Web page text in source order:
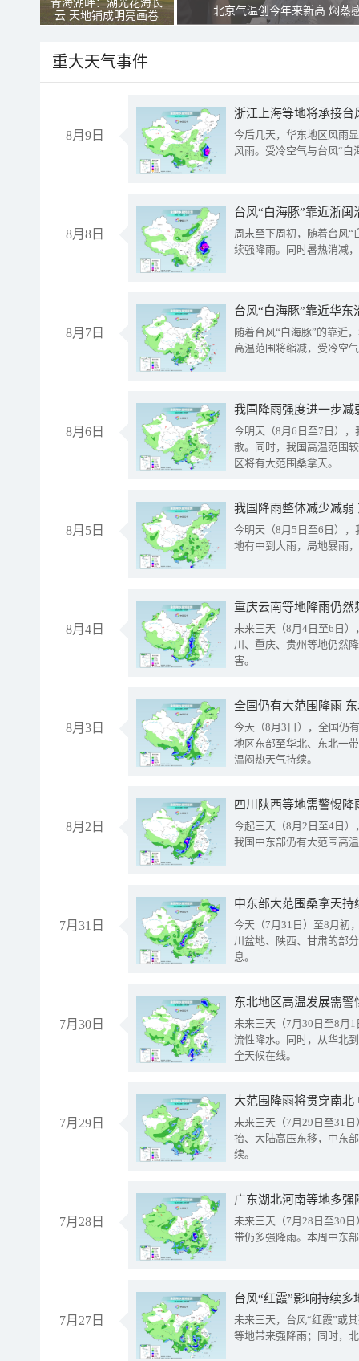
青海湖畔：湖光花海长
云 天地铺成明亮画卷
北京气温创今年来新高 焖蒸
重大天气事件
8月9日
浙江上海等地将承接台
今后几天，华东地区风雨
风雨。受冷空气与台风“白
8月8日
台风“白海豚”靠近浙
周末至下周初，随着台风“
续强降雨。同时暑热消减
8月7日
台风“白海豚”靠近华
随着台风“白海豚”的靠近
高温范围将缩减，受冷空
8月6日
今明天（8月6日至7日）
散。同时，我国高温范围
区将有大范围桑拿天。
8月5日
我国降雨整体减少减弱
今明天（8月5日至6日）
地有中到大雨，局地暴雨
8月4日
重庆云南等地降雨仍然
未来三天（8月4日至6日
川、重庆、贵州等地仍然
害。
8月3日
全国仍有大范围降雨
今天（8月3日），全国仍
地区东部至华北、东北一
温闷热天气持续。
8月2日
今起三天（8月2日至4日
我国中东部仍有大范围高
7月31日
中东部大范围桑拿天
今天（7月31日）至8月初
川盆地、陕西、甘肃的部
息。
7月30日
东北地区高温发展需
未来三天（7月30日至8月
流性降水。同时，从华北
全天候在线。
7月29日
大范围降雨将贯穿南
未来三天（7月29日至31
抬、大陆高压东移，中东
续。
7月28日
广东湖北河南等地多
未来三天（7月28日至30
带仍多强降雨。本周中东
7月27日
台风“红霞”影响持续
未来三天，台风“红霞”或
等地带来强降雨；同时，